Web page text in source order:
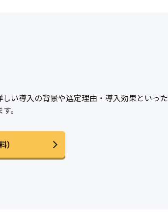
い導入の背景や選定理由・導入効果といっ
。
）